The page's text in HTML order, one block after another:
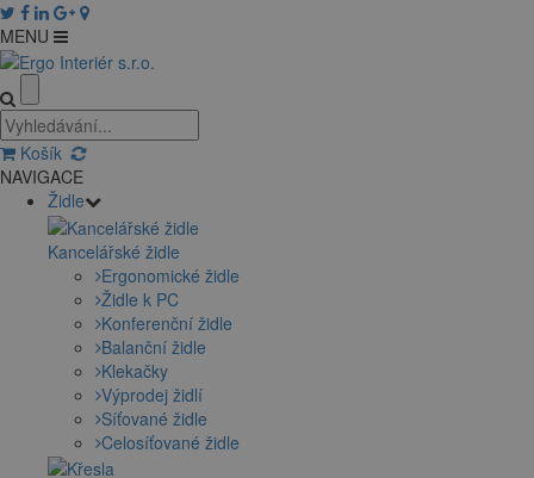
MENU
Košík
NAVIGACE
Židle
Kancelářské židle
Ergonomické židle
Židle k PC
Konferenční židle
Balanční židle
Klekačky
Výprodej židlí
Síťované židle
Celosíťované židle